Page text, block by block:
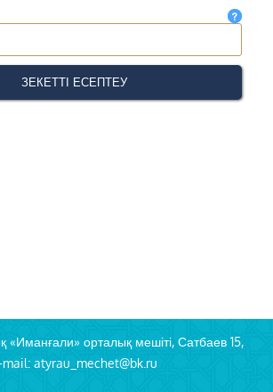
«Иманғали» орталық мешіті, Сатбаев 15,
mail: atyrau_mechet@bk.ru